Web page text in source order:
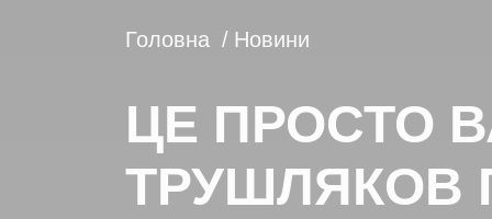
Головна Новини
ЦЕ ПРОСТО
ТРУШЛЯКОВ